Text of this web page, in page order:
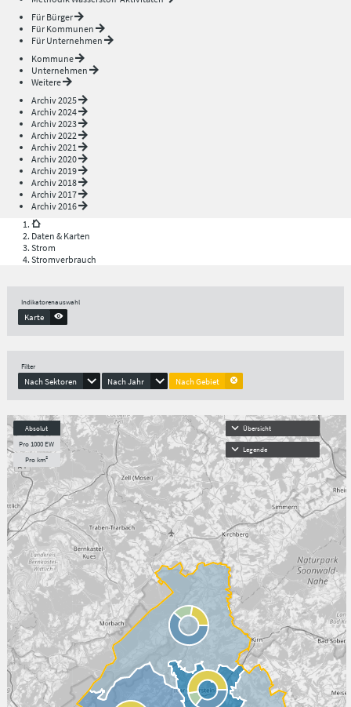
Für Bürger
Für Kommunen
Für Unternehmen
Kommune
Unternehmen
Weitere
Archiv 2025
Archiv 2024
Archiv 2023
Archiv 2022
Archiv 2021
Archiv 2020
Archiv 2019
Archiv 2018
Archiv 2017
Archiv 2016
Daten & Karten
Strom
Stromverbrauch
Indikatorenauswahl
Karte
Filter
Nach Sektoren Nach Jahr Nach Gebiet
Absolut
Pro 1000 EW
Pro km²
Übersicht
Legende